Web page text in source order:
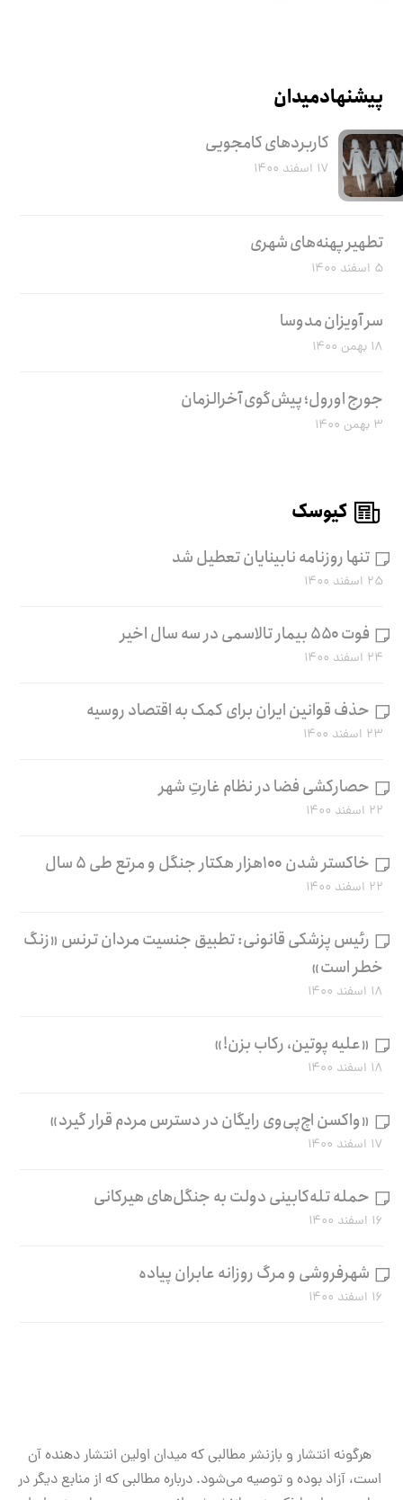
پیشنهاد میدان
کاربرد‌های کامجویی
۱۷ اسفند ۱۴۰۰
تطهیر پهنه‌های شهری
۵ اسفند ۱۴۰۰
سر آویزان مدوسا
۱۸ بهمن ۱۴۰۰
جورج اورول؛ پیش‌گوی آخرالزمان
۳ بهمن ۱۴۰۰
کیوسک
تنها روزنامه نابینایان تعطیل شد
۲۵ اسفند ۱۴۰۰
فوت ۵۵۰ بیمار تالاسمی در سه سال اخیر
۲۴ اسفند ۱۴۰۰
حذف قوانین ایران برای کمک به اقتصاد روسیه
۲۳ اسفند ۱۴۰۰
حصارکشی فضا در نظام غارتِ شهر
۲۲ اسفند ۱۴۰۰
خاکستر شدن ۱۰۰هزار هکتار جنگل و مرتع طی ۵ سال
۲۲ اسفند ۱۴۰۰
رئیس پزشکی قانونی: تطبیق جنسیت مردان ترنس «زنگ
خطر است»
۱۸ اسفند ۱۴۰۰
«علیه پوتین، رکاب بزن!»
۱۸ اسفند ۱۴۰۰
«واکسن اچ‌پی‌وی رایگان در دسترس مردم قرار گیرد»
۱۷ اسفند ۱۴۰۰
حمله تله‌کابینی دولت به جنگل‌های هیرکانی
۱۶ اسفند ۱۴۰۰
شهرفروشی و مرگ روزانه عابران پیاده
۱۶ اسفند ۱۴۰۰
هرگونه انتشار و بازنشر مطالبی که میدان اولین انتشار دهنده آن
است، آزاد بوده و توصیه می‌شود. درباره مطالبی که از منابع دیگر در